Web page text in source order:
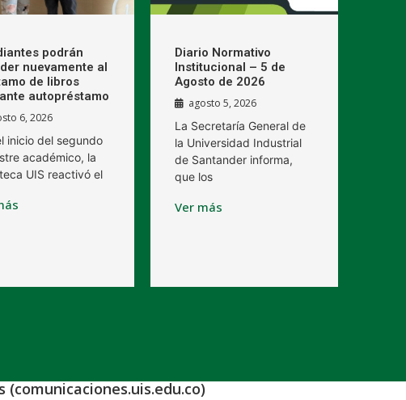
podrán
nuevamente al
de libros
autopréstamo
6, 2026
inicio del segundo
académico, la
UIS reactivó el
Diario Normativo
Institucional – 5 de
Agosto de 2026
agosto 5, 2026
La Secretaría General de
la Universidad Industrial
de Santander informa,
que los
Ver más